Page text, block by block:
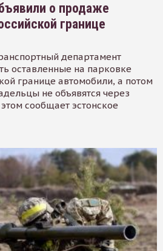
о продаже
границе
департамент
оставленные на парковке
границе автомобили, а потом
не объявятся через
сообщает эстонское